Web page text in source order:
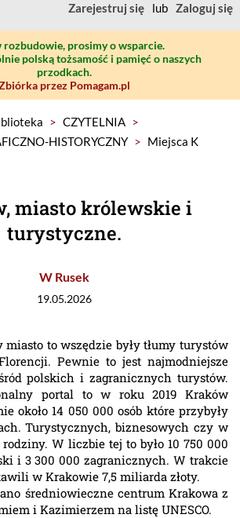
Zarejestruj się lub Zaloguj się
rozbudowie, prosimy o wsparcie.
polską tożsamość i pamięć o naszych
przodkach.
przez Pomagam.pl
> CZYTELNIA >
HISTORYCZNY > Miejsca K
miasto królewskie i
turystyczne.
W Rusek
19.05.2026
to wszędzie były tłumy turystów
Pewnie to jest najmodniejsze
polskich i zagranicznych turystów.
portal to w roku 2019 Kraków
około 14 050 000 osób które przybyły
Turystycznych, biznesowych czy w
W liczbie tej to było 10 750 000
i 3 300 000 zagranicznych. W trakcie
w Krakowie 7,5 miliarda złoty.
średniowieczne centrum Krakowa z
i Kazimierzem na listę UNESCO.